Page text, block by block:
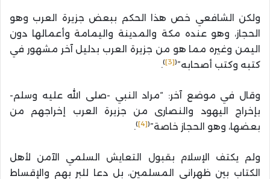
ولكن الشافعي خص هذا الحكم ببعض جزيرة العرب وهو
الحجاز، وهو عنده مكة والمدينة واليمامة وأعمالها دون
اليمن وغيره مما هو من جزيرة العرب بدليل آخر مشهور في
كتبه وكتب أصحابه”(
[3]
)
.
وقال في موضع آخر: “مراد النبي -صلى الله عليه وسلم-
بإخراج اليهود والنصارى من جزيرة العرب إخراجهم من
بعضها، وهو الحجاز خاصة”(
[4]
)
.
ولم يكتف الإسلام بقبول التعايش السلمي الآمن لأهل
الكتاب بين ظهراني المسلمين، بل دعا للبر بهم والإقساط